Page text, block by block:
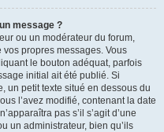
message ?
ou un modérateur du forum,
propres messages. Vous
le bouton adéquat, parfois
initial ait été publié. Si
un petit texte situé en dessous du
l’avez modifié, contenant la date
pas s’il s’agit d’une
un administrateur, bien qu’ils